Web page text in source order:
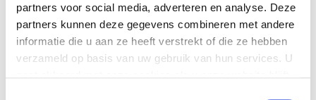
partners voor social media, adverteren en analyse. Deze
partners kunnen deze gegevens combineren met andere
informatie die u aan ze heeft verstrekt of die ze hebben
verzameld op basis van uw gebruik van hun services. U